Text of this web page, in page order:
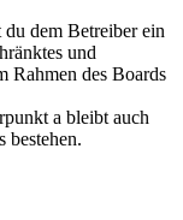
dem Betreiber ein
und
Rahmen des Boards
a bleibt auch
bestehen.